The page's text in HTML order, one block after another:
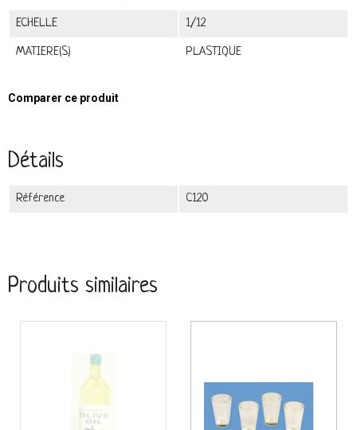
ECHELLE 1/12
MATIERE(S) PLASTIQUE
Comparer ce produit
Détails
Référence C120
Produits similaires